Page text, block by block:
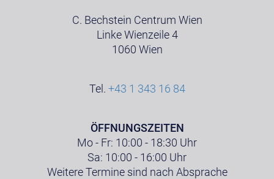
C. Bechstein Centrum Wien
Linke Wienzeile 4
1060 Wien
Tel. +43 1 343 16 84
ÖFFNUNGSZEITEN
Mo - Fr: 10:00 - 18:30 Uhr
Sa: 10:00 - 16:00 Uhr
Weitere Termine sind nach Absprache